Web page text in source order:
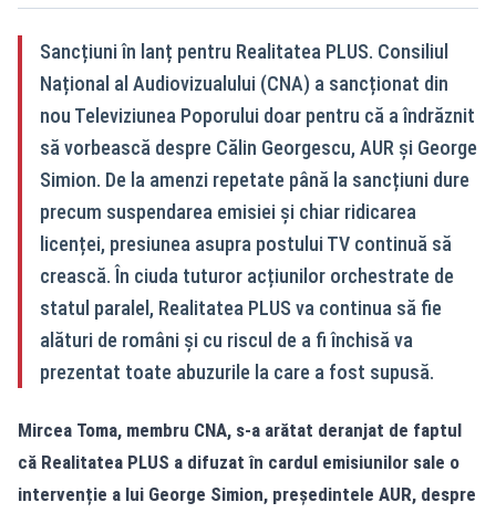
Sancțiuni în lanț pentru Realitatea PLUS. Consiliul
Național al Audiovizualului (CNA) a sancționat din
nou Televiziunea Poporului doar pentru că a îndrăznit
să vorbească despre Călin Georgescu, AUR și George
Simion. De la amenzi repetate până la sancțiuni dure
precum suspendarea emisiei și chiar ridicarea
licenței, presiunea asupra postului TV continuă să
crească. În ciuda tuturor acțiunilor orchestrate de
statul paralel, Realitatea PLUS va continua să fie
alături de români și cu riscul de a fi închisă va
prezentat toate abuzurile la care a fost supusă.
Mircea Toma, membru CNA, s-a arătat deranjat de faptul
că Realitatea PLUS a difuzat în cardul emisiunilor sale o
intervenție a lui George Simion, președintele AUR, despre